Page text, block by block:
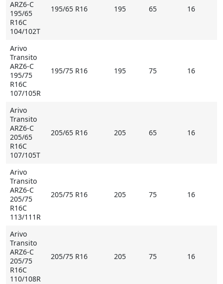
ARZ6-C
195/65
R16C
104/102T
195/65 R16 195 65 16
Arivo
Transito
ARZ6-C
195/75
R16C
107/105R
195/75 R16 195 75 16
Arivo
Transito
ARZ6-C
205/65
R16C
107/105T
205/65 R16 205 65 16
Arivo
Transito
ARZ6-C
205/75
R16C
113/111R
205/75 R16 205 75 16
Arivo
Transito
ARZ6-C
205/75
R16C
110/108R
205/75 R16 205 75 16